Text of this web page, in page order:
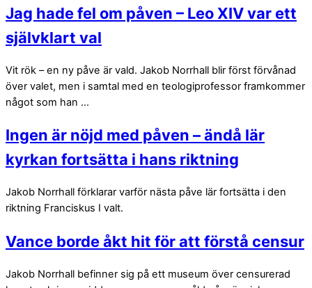
Jag hade fel om påven – Leo XIV var ett
självklart val
Vit rök – en ny påve är vald. Jakob Norrhall blir först förvånad
över valet, men i samtal med en teologiprofessor framkommer
något som han ...
Ingen är nöjd med påven – ändå lär
kyrkan fortsätta i hans riktning
Jakob Norrhall förklarar varför nästa påve lär fortsätta i den
riktning Franciskus I valt.
Vance borde åkt hit för att förstå censur
Jakob Norrhall befinner sig på ett museum över censurerad